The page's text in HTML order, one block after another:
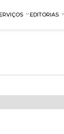
EDITORIAS